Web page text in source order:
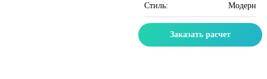
Стиль:
Модерн
Заказать расчет